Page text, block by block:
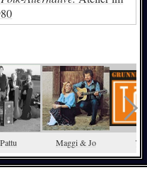
Pattu Maggi & Jo